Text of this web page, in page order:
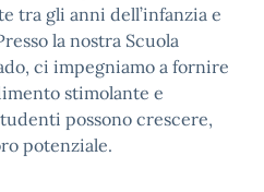
tra gli anni dell’infanzia e
la nostra Scuola
ci impegniamo a fornire
stimolante e
possono crescere,
potenziale.